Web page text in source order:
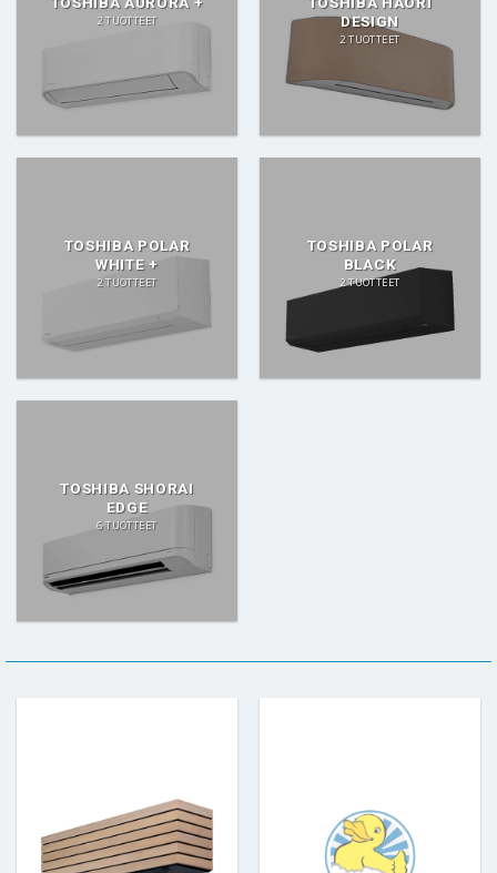
2 TUOTTEET
DESIGN
2 TUOTTEET
TOSHIBA POLAR
WHITE +
2 TUOTTEET
TOSHIBA POLAR
BLACK
2 TUOTTEET
TOSHIBA SHORAI
EDGE
6 TUOTTEET